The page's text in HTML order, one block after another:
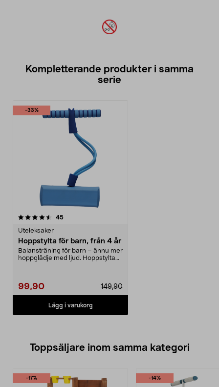
Kompletterande produkter i samma
serie
-33%
45recensioner
Uteleksaker
Hoppstylta för barn, från 4 år
Balansträning för barn – ännu mer
hoppglädje med ljud. Hoppstylta
149,90
99,90
Lägg i varukorg
Toppsäljare inom samma kategori
-17% -14%